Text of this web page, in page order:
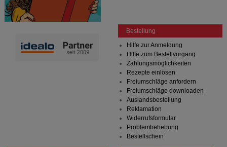
Bestellung
Hilfe zur Anmeldung
Hilfe zum Bestellvorgang
Zahlungsmöglichkeiten
Rezepte einlösen
Freiumschläge anfordern
Freiumschläge downloaden
Auslandsbestellung
Reklamation
Widerrufsformular
Problembehebung
Bestellschein